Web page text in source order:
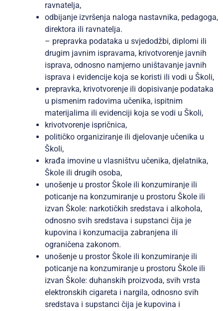
ravnatelja,
odbijanje izvršenja naloga nastavnika, pedagoga,
direktora ili ravnatelja.
– prepravka podataka u svjedodžbi, diplomi ili
drugim javnim ispravama, krivotvorenje javnih
isprava, odnosno namjerno uništavanje javnih
isprava i evidencije koja se koristi ili vodi u Školi,
prepravka, krivotvorenje ili dopisivanje podataka
u pismenim radovima učenika, ispitnim
materijalima ili evidenciji koja se vodi u Školi,
krivotvorenje ispričnica,
političko organiziranje ili djelovanje učenika u
Školi,
krađa imovine u vlasništvu učenika, djelatnika,
Škole ili drugih osoba,
unošenje u prostor Škole ili konzumiranje ili
poticanje na konzumiranje u prostoru Škole ili
izvan Škole: narkotičkih sredstava i alkohola,
odnosno svih sredstava i supstanci čija je
kupovina i konzumacija zabranjena ili
ograničena zakonom.
unošenje u prostor Škole ili konzumiranje ili
poticanje na konzumiranje u prostoru Škole ili
izvan Škole: duhanskih proizvoda, svih vrsta
elektronskih cigareta i nargila, odnosno svih
sredstava i supstanci čija je kupovina i